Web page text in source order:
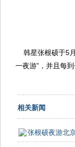
韩星张根硕于5
一夜游”，并且每
相关新闻
张根硕夜游北